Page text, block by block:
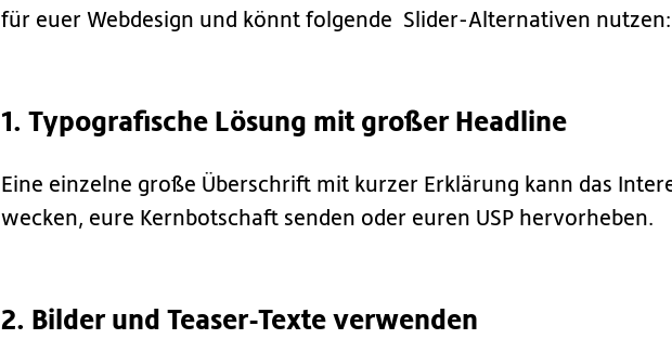
für euer Webdesign und könnt folgende Slider-Alternativen nutzen:
1. Typografische Lösung mit großer Headline
Eine einzelne große Überschrift mit kurzer Erklärung kann das
wecken, eure Kernbotschaft senden oder euren USP hervorheben.
2. Bilder und Teaser-Texte verwenden